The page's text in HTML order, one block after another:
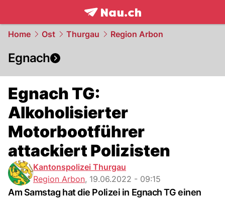
frontpage.NAU.ch
Home Ost Thurgau Region Arbon
Egnach
Egnach TG:
Alkoholisierter
Motorbootführer
attackiert Polizisten
Kantonspolizei Thurgau
Region Arbon, 19.06.2022 - 09:15
Am Samstag hat die Polizei in Egnach TG einen